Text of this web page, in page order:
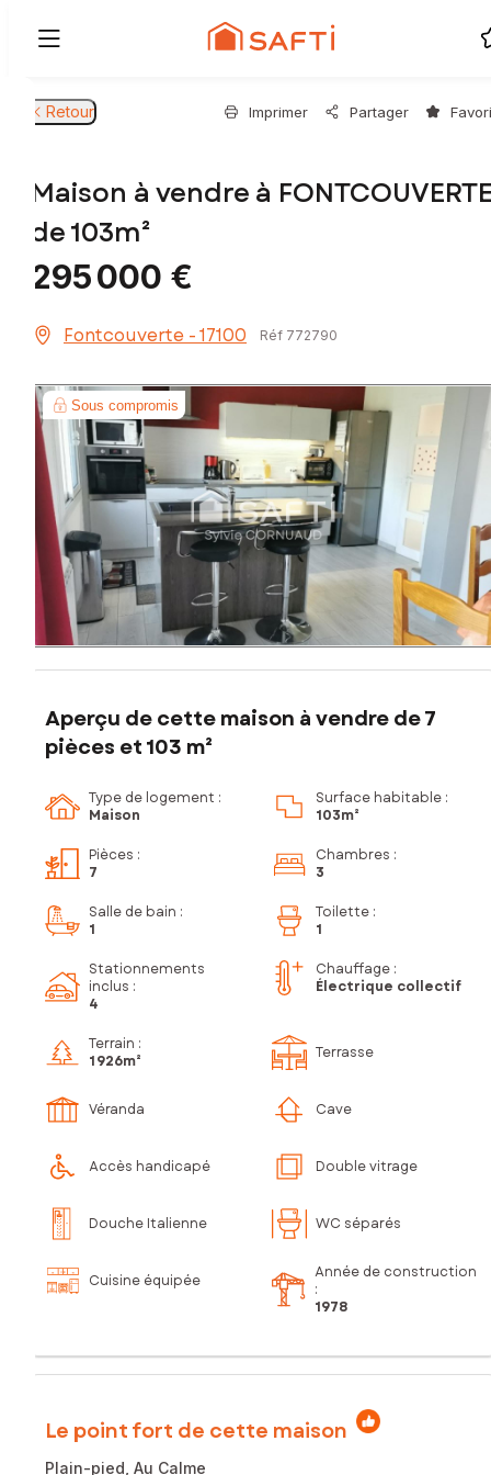
Retour Imprimer Partager
Maison à vendre à
de 103m²
295 000 €
Fontcouverte - 17100 Réf 772790
Sous compromis
Aperçu de cette maison à vendre de 7
pièces et 103 m²
Type de logement :
Maison
Surface habitable :
103m²
Pièces :
7
Chambres :
3
Salle de bain :
1
Toilette :
1
Stationnements
inclus :
4
Chauffage :
Électrique collectif
Terrain :
1 926m²
Terrasse
Véranda Cave
Accès handicapé Double vitrage
Douche Italienne WC séparés
Cuisine équipée
Année de construction
:
1978
Le point fort de cette maison
Plain-pied, Au Calme